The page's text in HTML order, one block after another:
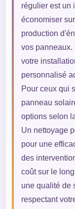
régulier est un
économiser
production
vos panneaux.
votre
personnalisé
Pour ceux qui
panneau
options selon
Un nettoyage
pour une
des
coût sur le
une qualité de
respectant